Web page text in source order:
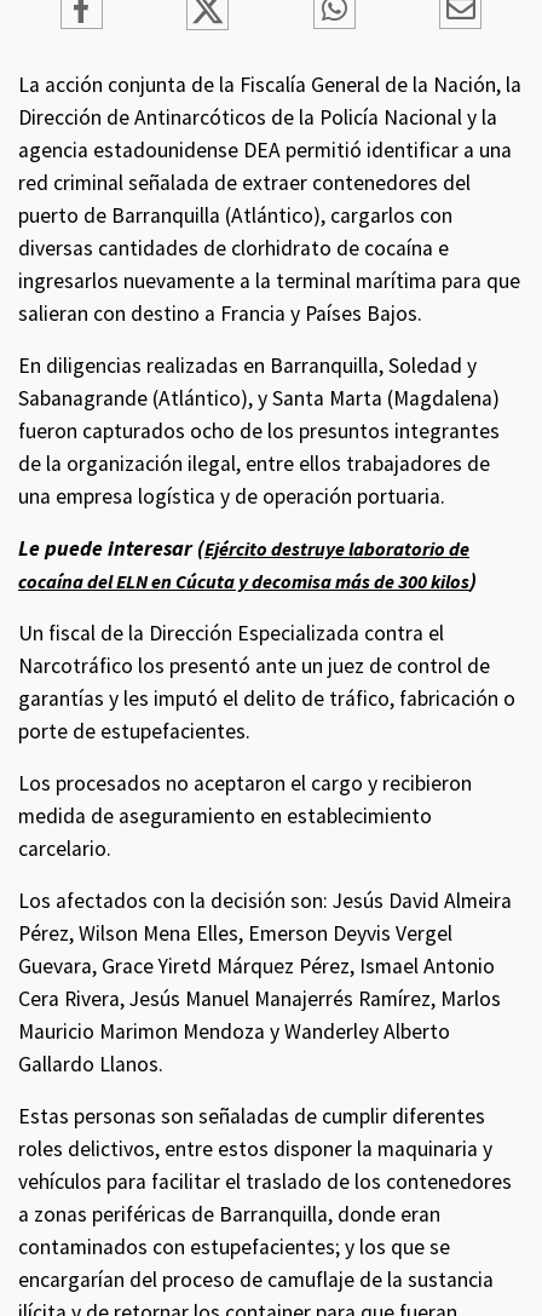
La acción conjunta de la Fiscalía General de la Nación, la
Dirección de Antinarcóticos de la Policía Nacional y la
agencia estadounidense DEA permitió identificar a una
red criminal señalada de extraer contenedores del
puerto de Barranquilla (Atlántico), cargarlos con
diversas cantidades de clorhidrato de cocaína e
ingresarlos nuevamente a la terminal marítima para que
salieran con destino a Francia y Países Bajos.
En diligencias realizadas en Barranquilla, Soledad y
Sabanagrande (Atlántico), y Santa Marta (Magdalena)
fueron capturados ocho de los presuntos integrantes
de la organización ilegal, entre ellos trabajadores de
una empresa logística y de operación portuaria.
Le puede interesar (Ejército destruye laboratorio de
cocaína del ELN en Cúcuta y decomisa más de 300 kilos)
Un fiscal de la Dirección Especializada contra el
Narcotráfico los presentó ante un juez de control de
garantías y les imputó el delito de tráfico, fabricación o
porte de estupefacientes.
Los procesados no aceptaron el cargo y recibieron
medida de aseguramiento en establecimiento
carcelario.
Los afectados con la decisión son: Jesús David Almeira
Pérez, Wilson Mena Elles, Emerson Deyvis Vergel
Guevara, Grace Yiretd Márquez Pérez, Ismael Antonio
Cera Rivera, Jesús Manuel Manajerrés Ramírez, Marlos
Mauricio Marimon Mendoza y Wanderley Alberto
Gallardo Llanos.
Estas personas son señaladas de cumplir diferentes
roles delictivos, entre estos disponer la maquinaria y
vehículos para facilitar el traslado de los contenedores
a zonas periféricas de Barranquilla, donde eran
contaminados con estupefacientes; y los que se
encargarían del proceso de camuflaje de la sustancia